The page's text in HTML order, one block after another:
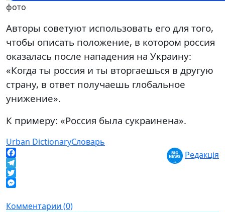
фото
Авторы советуют использовать его для того,
чтобы описать положение, в котором россия
оказалась после нападения на Украину:
«Когда ты россия и ты вторгаешься в другую
страну, в ответ получаешь глобальное
унижение».
К примеру: «Россия была сукраинена».
Urban DictionaryСловарь
Facebook
Telegram
Twitter
Редакція
Комментарии (0)